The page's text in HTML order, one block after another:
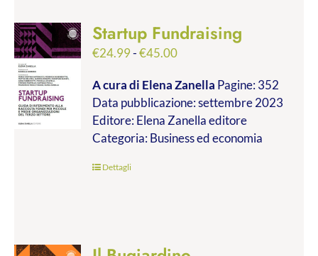
Startup Fundraising
€24.99-€45.00Fascia
prezzo:
da
€24.99
a
A cura di Elena Zanella Pagine: 352
Data pubblicazione: settembre 2023
Editore: Elena Zanella editore
Categoria: Business ed economia
Dettagli